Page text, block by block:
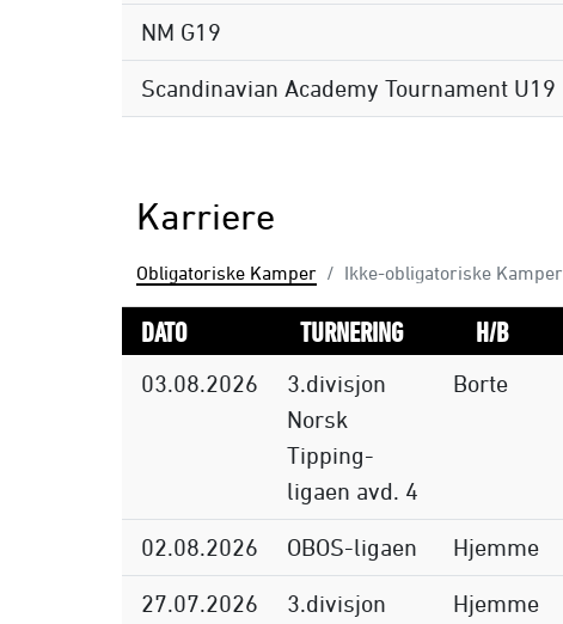
NM G19
Scandinavian Academy Tournament U19
Karriere
Obligatoriske Kamper Ikke-obligatoriske Kamper
DATO TURNERING H/B
03.08.2026
3.divisjon
Norsk
Tipping-
ligaen avd. 4
Borte
02.08.2026 OBOS-ligaen Hjemme
27.07.2026
3.divisjon
Hjemme